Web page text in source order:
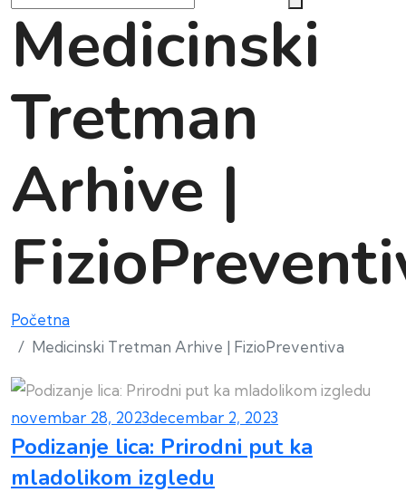
Medicinski
Tretman
Arhive |
Početna
Medicinski Tretman Arhive | FizioPreventiva
novembar 28, 2023decembar 2, 2023
Podizanje lica: Prirodni put ka
mladolikom izgledu